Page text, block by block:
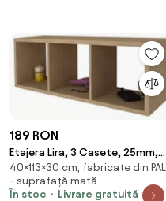
189 RON
Etajera Lira, 3 Casete, 25mm,
Lemn Natural, 113 x 40 x 30 cm
40×113×30 cm, fabricate din PAL,
- suprafață mată
În stoc
Livrare gratuită